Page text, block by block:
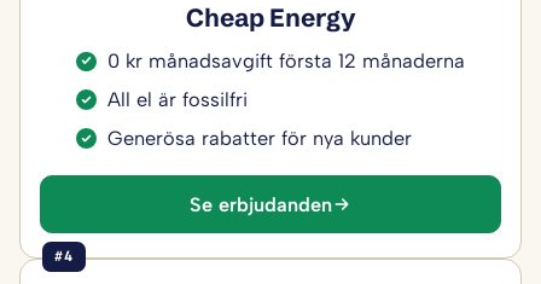
Cheap Energy
0 kr månadsavgift första 12 månaderna
All el är fossilfri
Generösa rabatter för nya kunder
Se erbjudanden
#4